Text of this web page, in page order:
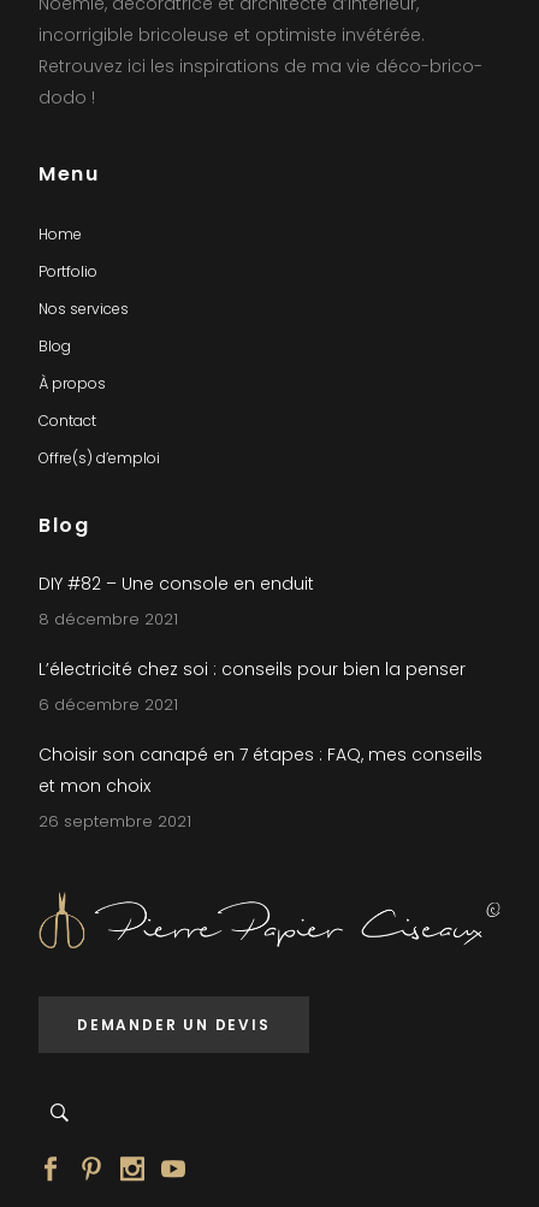
incorrigible bricoleuse et optimiste invétérée.
Retrouvez ici les inspirations de ma vie déco-brico-
dodo !
Menu
Home
Portfolio
Nos services
Blog
À propos
Contact
Offre(s) d’emploi
Blog
DIY #82 – Une console en enduit
8 décembre 2021
L’électricité chez soi : conseils pour bien la penser
6 décembre 2021
Choisir son canapé en 7 étapes : FAQ, mes conseils
et mon choix
26 septembre 2021
DEMANDER UN DEVIS